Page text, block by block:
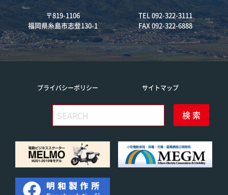
〒819-1106
福岡県糸島市志登130-1
TEL 092-322-3111
FAX 092-322-6888
プライバシーポリシー サイトマップ